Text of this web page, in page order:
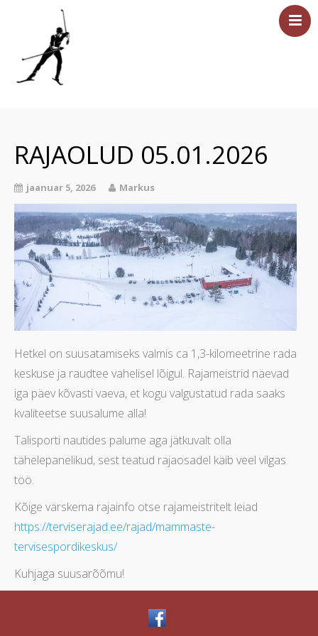
Majutus
Tervisesport
Ettevõtetele
Üritused
Hinnakiri
Asukoht ja kontakt
RAJAOLUD 05.01.2026
jaanuar 5, 2026 Markus
Hetkel on suusatamiseks valmis ca 1,3-kilomeetrine rada
keskuse ja raudtee vahelisel lõigul. Rajameistrid näevad
iga päev kõvasti vaeva, et kogu valgustatud rada saaks
kvaliteetse suusalume alla!
Talisporti nautides palume aga jätkuvalt olla
tähelepanelikud, sest teatud rajaosadel käib veel vilgas
töö.
Kõige värskema rajainfo otse rajameistritelt leiad
https://terviserajad.ee/rajad/mammaste-
tervisespordikeskus/
Kuhjaga suusarõõmu!